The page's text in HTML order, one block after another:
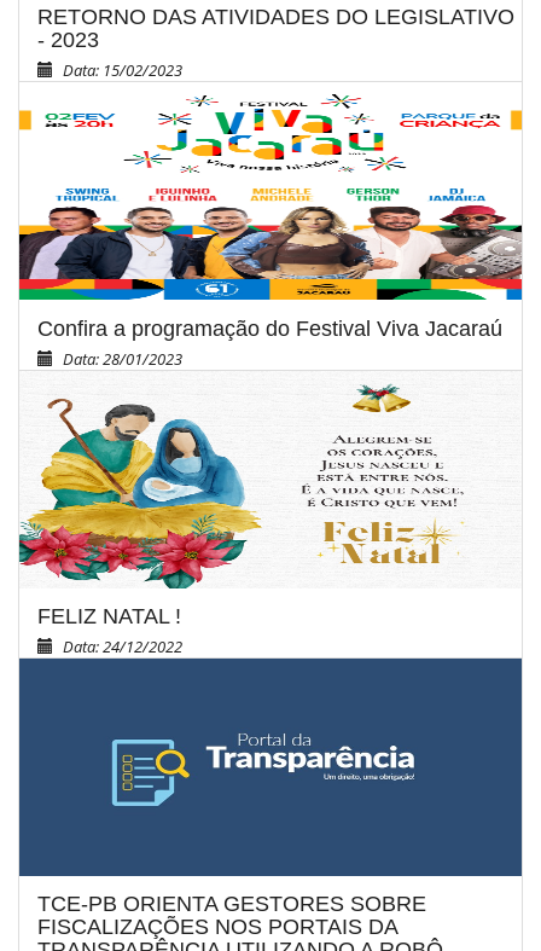
RETORNO DAS ATIVIDADES DO LEGISLATIVO
- 2023
Data: 15/02/2023
Confira a programação do Festival Viva Jacaraú
Data: 28/01/2023
FELIZ NATAL !
Data: 24/12/2022
TCE-PB ORIENTA GESTORES SOBRE
FISCALIZAÇÕES NOS PORTAIS DA